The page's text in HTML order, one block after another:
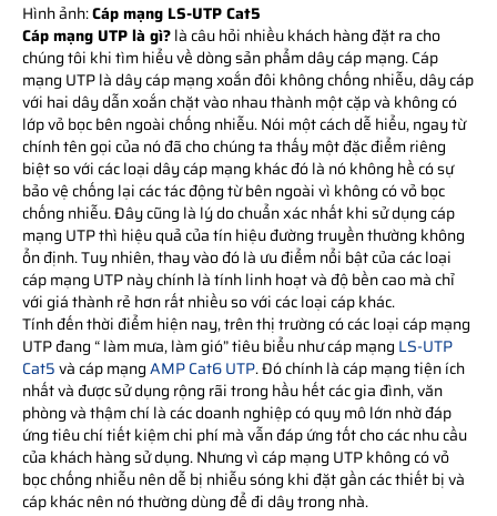
Hình ảnh:Cáp mạng LS-UTP Cat5
Cáp mạng UTP là gì?là câu hỏi nhiều khách hàng đặt ra cho
chúng tôi khi tìm hiểu về dòng sản phẩm dây cáp mạng. Cáp
mạng UTP là dây cáp mạng xoắn đôi không chống nhiễu, dây cáp
với hai dây dẫn xoắn chặt vào nhau thành một cặp và không có
lớp vỏ bọc bên ngoài chống nhiễu. Nói một cách dễ hiểu, ngay từ
chính tên gọi của nó đã cho chúng ta thấy một đặc điểm riêng
biệt so với các loại dây cáp mạng khác đó là nó không hề có sự
bảo vệ chống lại các tác động từ bên ngoài vì không có vỏ bọc
chống nhiễu. Đây cũng là lý do chuẩn xác nhất khi sử dụng cáp
mạng UTP thì hiệu quả của tín hiệu đường truyền thường không
ổn định. Tuy nhiên, thay vào đó là ưu điểm nổi bật của các loại
cáp mạng UTP này chính là tính linh hoạt và độ bền cao mà chỉ
với giá thành rẻ hơn rất nhiều so với các loại cáp khác.
Tính đến thời điểm hiện nay, trên thị trường có các loại cáp mạng
UTP đang “ làm mưa, làm gió” tiêu biểu như cáp mạng LS-UTP
Cat5và cáp mạngAMP Cat6 UTP. Đó chính là cáp mạng tiện ích
nhất và được sử dụng rộng rãi trong hầu hết các gia đình, văn
phòng và thậm chí là các doanh nghiệp có quy mô lớn nhờ đáp
ứng tiêu chí tiết kiệm chi phí mà vẫn đáp ứng tốt cho các nhu cầu
của khách hàng sử dụng. Nhưng vì cáp mạng UTP không có vỏ
bọc chống nhiễu nên dễ bị nhiễu sóng khi đặt gần các thiết bị và
cáp khác nên nó thường dùng để đi dây trong nhà.